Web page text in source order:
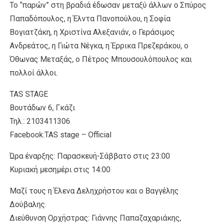
Το “παρών” στη βραδιά έδωσαν μεταξύ άλλων ο Σπύρος
Παπαδόπουλος, η Έλντα Πανοπούλου, η Σοφία
Βογιατζάκη, η Χριστίνα Αλεξανιάν, ο Γεράσιμος
Ανδρεάτος, η Γιώτα Νέγκα, η Έρρικα Πρεζεράκου, ο
Όθωνας Μεταξάς, ο Πέτρος Μπουσουλόπουλος και
πολλοί άλλοι.
TAS STAGE
Βουτάδων 6, Γκάζι
Τηλ.: 2103411306
Facebook:TAS stage – Official
Ώρα έναρξης: Παρασκευή-Σάββατο στις 23:00
Κυριακή μεσημέρι στις 14:00
Μαζί τους η Έλενα Δεληχρήστου και ο Βαγγέλης
Δούβαλης.
Διεύθυνση Ορχήστρας: Γιάννης Παπαζαχαριάκης,